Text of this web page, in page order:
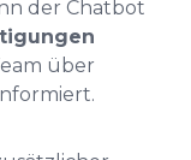
der Chatbot
über